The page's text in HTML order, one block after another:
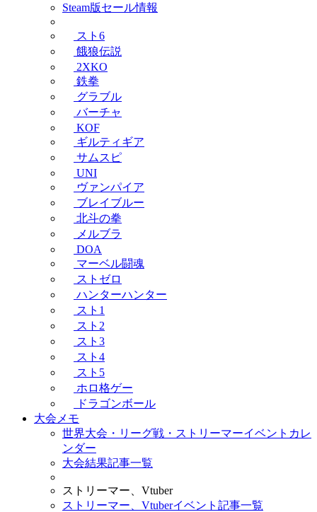
Steam版セール情報
スト6
餓狼伝説
2XKO
鉄拳
グラブル
バーチャ
KOF
ギルティギア
サムスピ
UNI
ヴァンパイア
ブレイブルー
北斗の拳
メルブラ
DOA
マーベル闘魂
ストゼロ
ハンターハンター
スト1
スト2
スト3
スト4
スト5
ホロ格ゲー
ドラゴンボール
大会メモ
世界大会・リーグ戦・ストリーマーイベントカレ
ンダー
大会結果記事一覧
ストリーマー、Vtuber
ストリーマー、Vtuberイベント記事一覧